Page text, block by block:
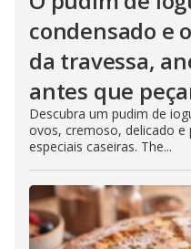
condensado e
da travessa,
antes que
Descubra um pudim de
ovos, cremoso, delicado
especiais caseiras. The...